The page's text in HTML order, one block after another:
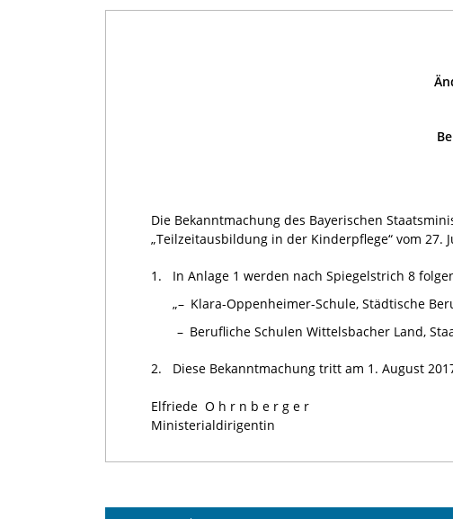
Die Bekanntmachung des Bayerischen
„Teilzeitausbildung in der Kinderpflege“ vom 27.
1.
In Anlage 1 werden nach Spiegelstrich 8
„– Klara-Oppenheimer-Schule, Städtische
– Berufliche Schulen Wittelsbacher Land,
2. Diese Bekanntmachung tritt am 1. August
Elfriede Ohrnberger
Ministerialdirigentin